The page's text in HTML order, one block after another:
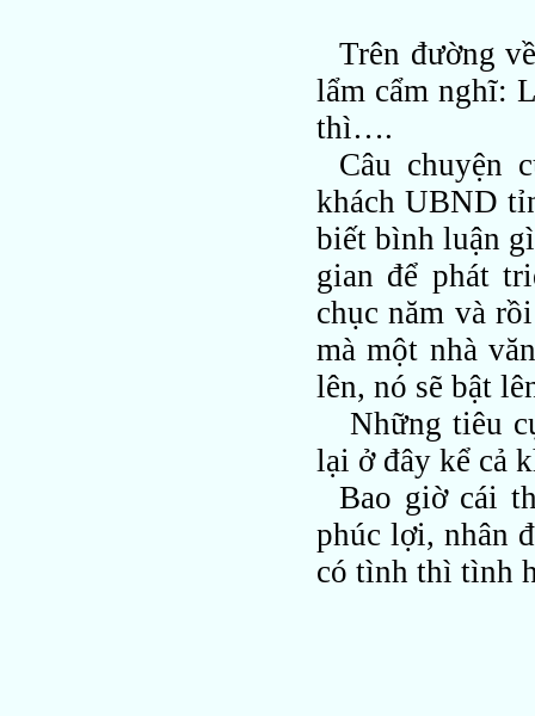
Trên đường
lẩm cẩm nghĩ:
thì….
Câu chuyện
khách UBND
biết bình luận
gian để phát
chục năm và
mà một nhà
lên, nó sẽ bật
Những tiêu
lại ở đây kể cả
Bao giờ cái
phúc lợi, nhân
có tình thì tình